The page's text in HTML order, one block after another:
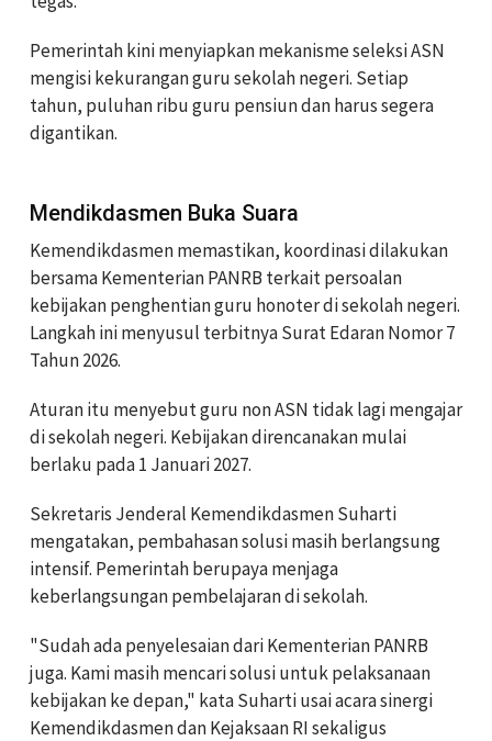
Pemerintah kini menyiapkan mekanisme seleksi ASN
mengisi kekurangan guru sekolah negeri. Setiap
tahun, puluhan ribu guru pensiun dan harus segera
digantikan.
Mendikdasmen Buka Suara
Kemendikdasmen memastikan, koordinasi dilakukan
bersama Kementerian PANRB terkait persoalan
kebijakan penghentian guru honoter di sekolah negeri.
Langkah ini menyusul terbitnya Surat Edaran Nomor 7
Tahun 2026.
Aturan itu menyebut guru non ASN tidak lagi mengajar
di sekolah negeri. Kebijakan direncanakan mulai
berlaku pada 1 Januari 2027.
Sekretaris Jenderal Kemendikdasmen Suharti
mengatakan, pembahasan solusi masih berlangsung
intensif. Pemerintah berupaya menjaga
keberlangsungan pembelajaran di sekolah.
"Sudah ada penyelesaian dari Kementerian PANRB
juga. Kami masih mencari solusi untuk pelaksanaan
kebijakan ke depan," kata Suharti usai acara sinergi
Kemendikdasmen dan Kejaksaan RI sekaligus